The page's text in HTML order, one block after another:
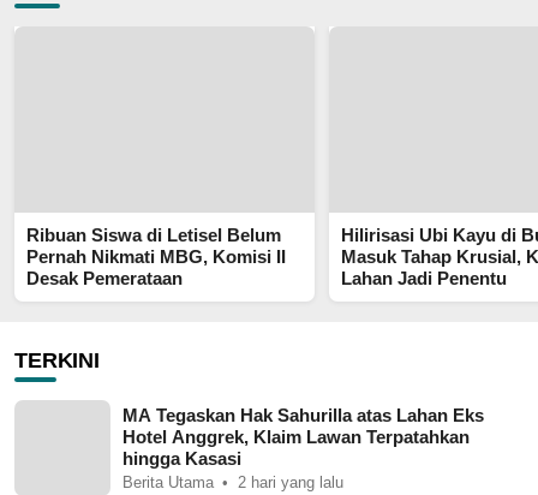
Ribuan Siswa di Letisel Belum
Pernah Nikmati MBG, Komisi II
Desak Pemerataan
Hilirisasi Ubi Kayu di
Masuk Tahap Krusial,
Lahan Jadi Penentu
TERKINI
MA Tegaskan Hak Sahurilla atas Lahan Eks
Hotel Anggrek, Klaim Lawan Terpatahkan
hingga Kasasi
Berita Utama 2 hari yang lalu